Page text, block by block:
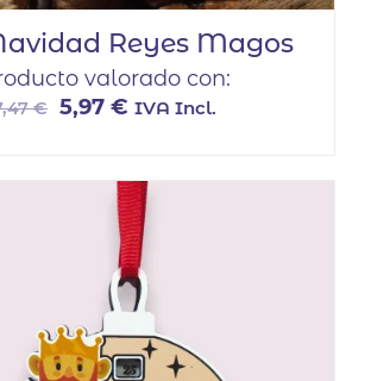
Reyes Magos
valorado con:
€ El
7,47 €.
5,97 € El
es:
5,97 €.
IVA Incl.